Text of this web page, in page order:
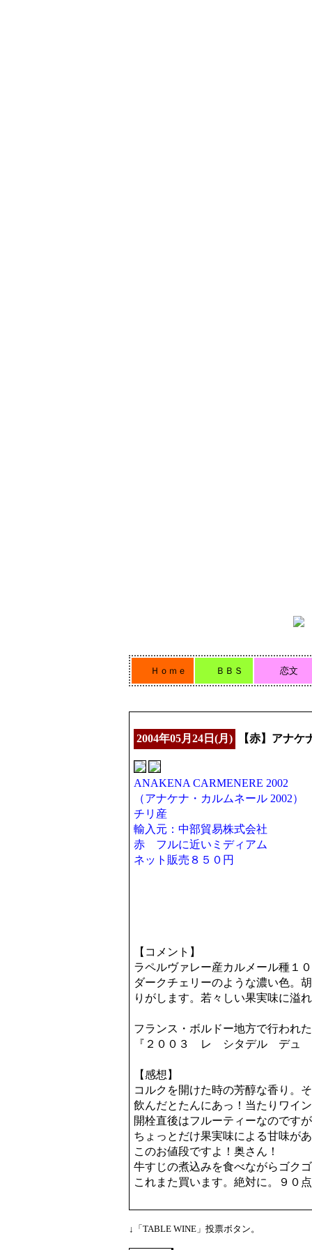
Ｈｏｍｅ ＢＢＳ 恋文
2004年05月24日(月) 【赤】アナケ
ANAKENA CARMENERE 2002
（アナケナ・カルムネール 2002）
チリ産
輸入元：中部貿易株式会社
赤 フルに近いミディアム
ネット販売８５０円
【コメント】
ラペルヴァレー産カルメール種１
ダークチェリーのような濃い色。
りがします。若々しい果実味に溢
フランス・ボルドー地方で行われ
『２００３ レ シタデル デュ
【感想】
コルクを開けた時の芳醇な香り。
飲んだとたんにあっ！当たりワイ
開栓直後はフルーティーなのです
ちょっとだけ果実味による甘味が
このお値段ですよ！奥さん！
牛すじの煮込みを食べながらゴク
これまた買います。絶対に。９０
↓「TABLE WINE」投票ボタン。